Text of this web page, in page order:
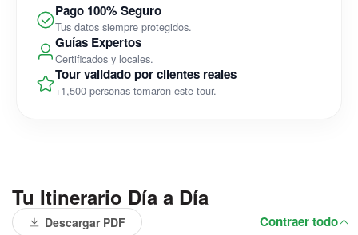
Tu Itinerario Día a Día
Descargar PDF Contraer todo
Pago 100% Seguro
Tus datos siempre protegidos.
Guías Expertos
Certificados y locales.
Tour validado por clientes reales
+1,500 personas tomaron este tour.